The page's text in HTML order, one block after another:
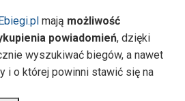
Ebiegi.pl mają możliwość
powiadomień, dzięki
wyszukiwać biegów, a nawet
i o której powinni stawić się na